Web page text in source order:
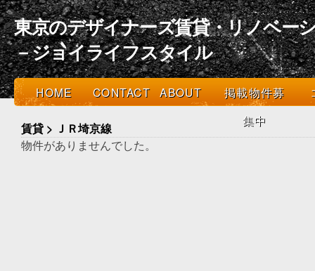
東京のデザイナーズ賃貸・リノベー
－ジョイライフスタイル
HOME CONTACT ABOUT
掲載物件募
集中
賃貸 > ＪＲ埼京線
物件がありませんでした。